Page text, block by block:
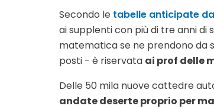
Secondo le tabelle anticipate
ai supplenti con più di tre anni di
matematica se ne prendono da
posti - è riservata ai prof delle
Delle 50 mila nuove cattedre
andate deserte proprio per